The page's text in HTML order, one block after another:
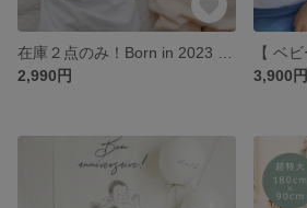
2,990円
3,900円